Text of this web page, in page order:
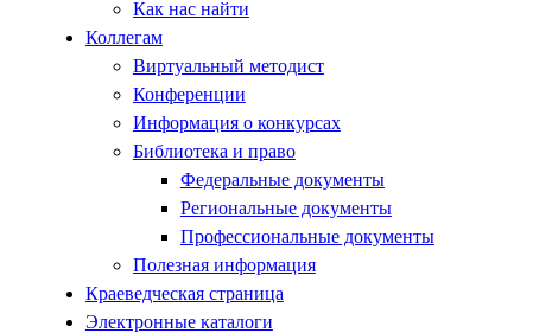
Как нас найти
Коллегам
Виртуальный методист
Конференции
Информация о конкурсах
Библиотека и право
Федеральные документы
Региональные документы
Профессиональные документы
Полезная информация
Краеведческая страница
Электронные каталоги